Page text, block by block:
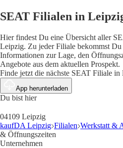
SEAT Filialen in
Hier findest Du eine Übersicht aller
Leipzig. Zu jeder Filiale bekommst
Informationen zur Lage, den
Angebote aus dem aktuellen Prospekt.
Finde jetzt die nächste SEAT Filiale in
App herunterladen
Du bist hier
04109 Leipzig
kaufDA Leipzig Filialen Werkstatt &
& Öffnungszeiten
Unternehmen